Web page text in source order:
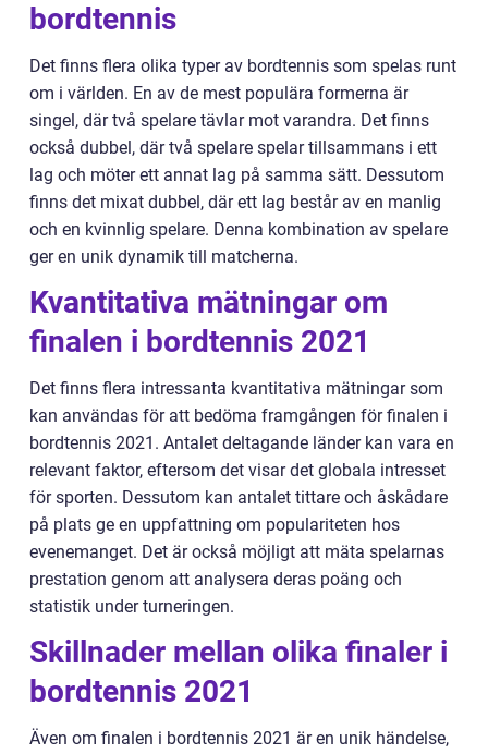
bordtennis
Det finns flera olika typer av bordtennis som spelas runt
om i världen. En av de mest populära formerna är
singel, där två spelare tävlar mot varandra. Det finns
också dubbel, där två spelare spelar tillsammans i ett
lag och möter ett annat lag på samma sätt. Dessutom
finns det mixat dubbel, där ett lag består av en manlig
och en kvinnlig spelare. Denna kombination av spelare
ger en unik dynamik till matcherna.
Kvantitativa mätningar om
finalen i bordtennis 2021
Det finns flera intressanta kvantitativa mätningar som
kan användas för att bedöma framgången för finalen i
bordtennis 2021. Antalet deltagande länder kan vara en
relevant faktor, eftersom det visar det globala intresset
för sporten. Dessutom kan antalet tittare och åskådare
på plats ge en uppfattning om populariteten hos
evenemanget. Det är också möjligt att mäta spelarnas
prestation genom att analysera deras poäng och
statistik under turneringen.
Skillnader mellan olika finaler i
bordtennis 2021
Även om finalen i bordtennis 2021 är en unik händelse,